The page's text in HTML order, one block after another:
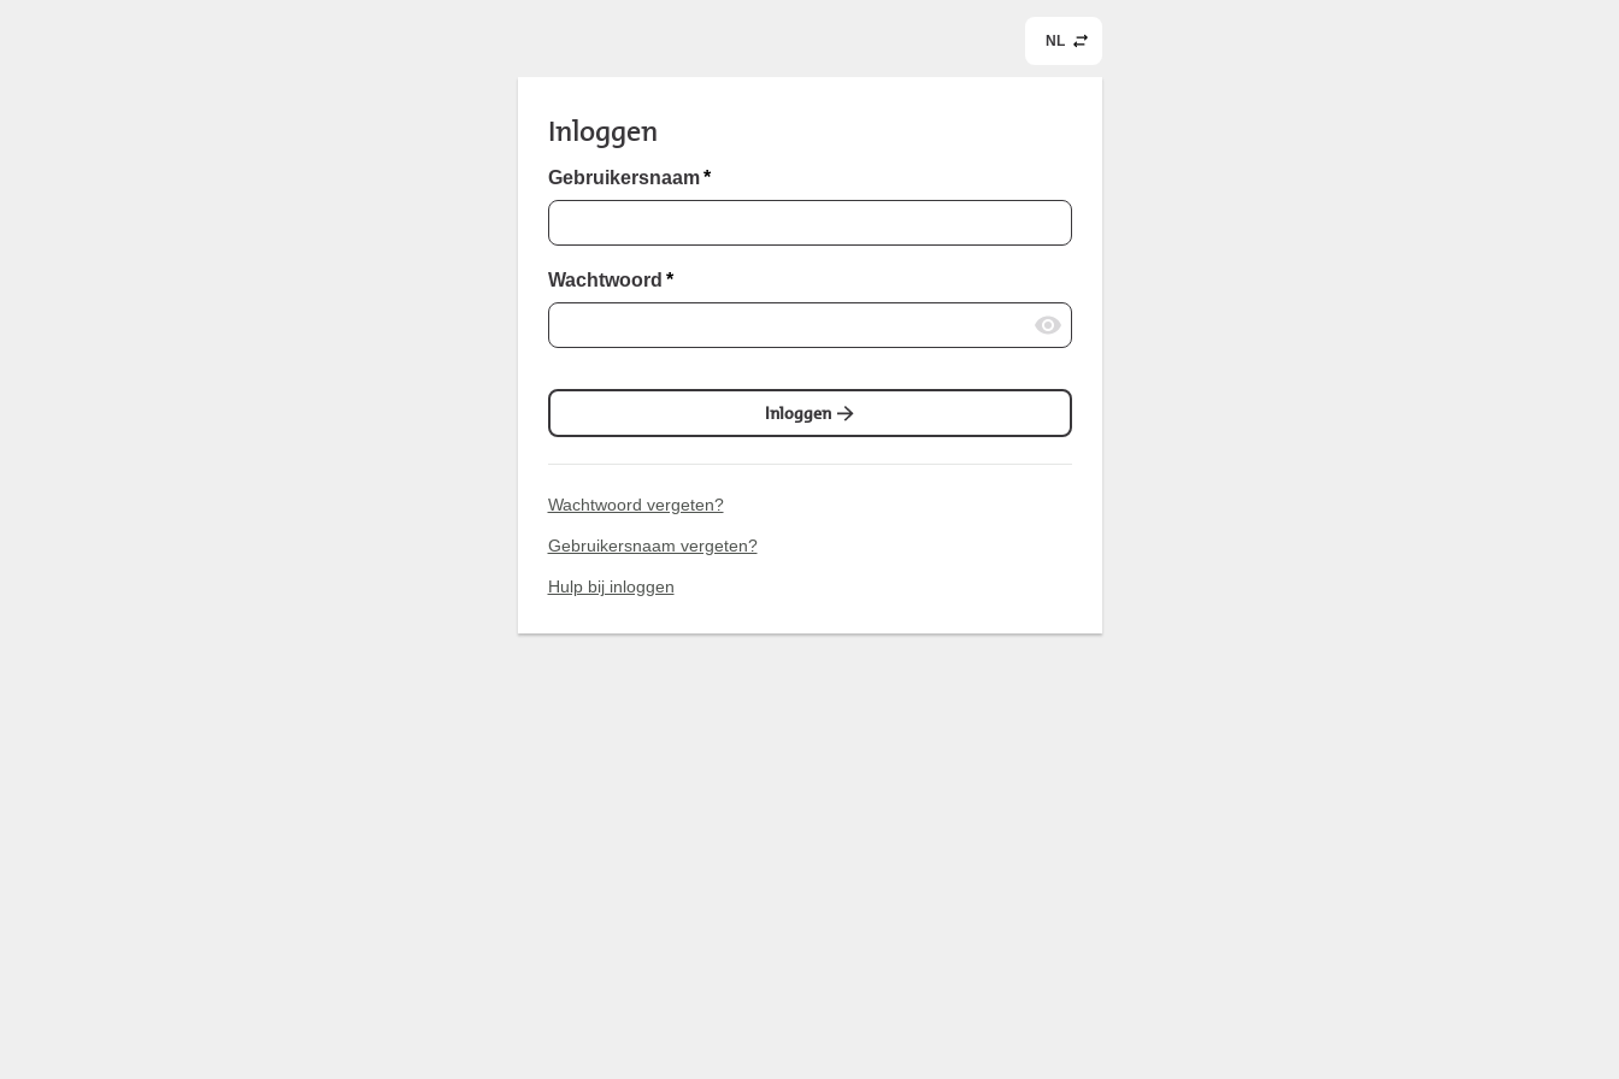
NL
Inloggen
Gebruikersnaam *
Wachtwoord *
Inloggen
Wachtwoord vergeten?
Gebruikersnaam vergeten?
Hulp bij inloggen